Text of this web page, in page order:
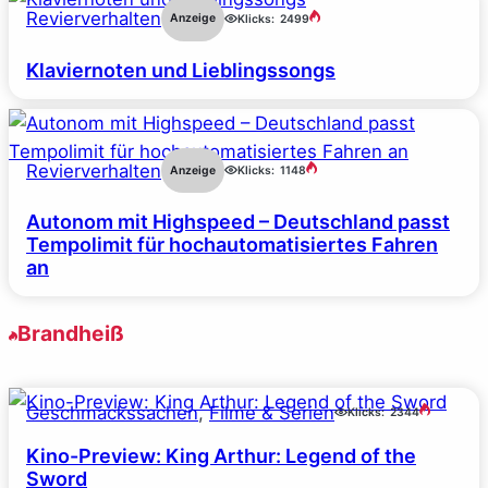
Revierverhalten Anzeige Klicks: 2499
Klaviernoten und Lieblingssongs
Revierverhalten Anzeige Klicks: 1148
Autonom mit Highspeed – Deutschland passt
Tempolimit für hochautomatisiertes Fahren
an
Brandheiß
Geschmackssachen, Filme & Serien Klicks: 2344
Kino-Preview: King Arthur: Legend of the
Sword